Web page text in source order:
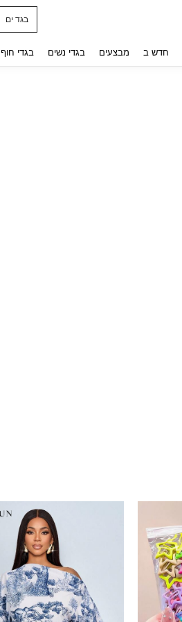
בגד ים
חדש ב מבצעים בגדי נשים בגדי חוף